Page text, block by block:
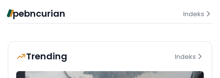
pebncurian Indeks
Trending Indeks